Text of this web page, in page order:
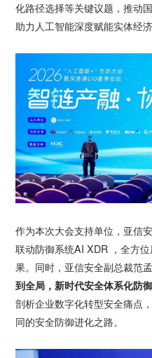
化路径选择等关键议题，推动
助力人工智能深度赋能实体经
作为本次大会支持单位，亚信
联动防御系统AI XDR ，全方
果。同时，亚信安全副总裁范
到全局，新时代安全体系化防
剖析企业数字化转型安全痛点
同的安全防御进化之路。